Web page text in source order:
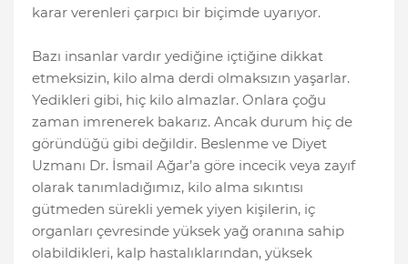
karar verenleri çarpıcı bir biçimde uyarıyor.
Bazı insanlar vardır yediğine içtiğine dikkat
etmeksizin, kilo alma derdi olmaksızın yaşarlar.
Yedikleri gibi, hiç kilo almazlar. Onlara çoğu
zaman imrenerek bakarız. Ancak durum hiç de
göründüğü gibi değildir. Beslenme ve Diyet
Uzmanı Dr. İsmail Ağar’a göre incecik veya zayıf
olarak tanımladığımız, kilo alma sıkıntısı
gütmeden sürekli yemek yiyen kişilerin, iç
organları çevresinde yüksek yağ oranına sahip
olabildikleri, kalp hastalıklarından, yüksek